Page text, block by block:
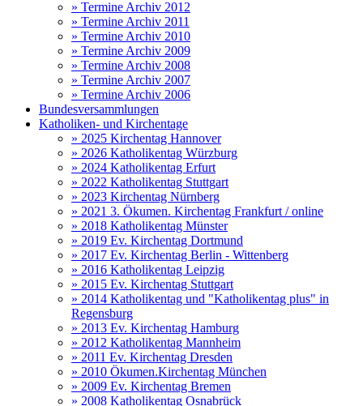
» Termine Archiv 2012
» Termine Archiv 2011
» Termine Archiv 2010
» Termine Archiv 2009
» Termine Archiv 2008
» Termine Archiv 2007
» Termine Archiv 2006
Bundesversammlungen
Katholiken- und Kirchentage
» 2025 Kirchentag Hannover
» 2026 Katholikentag Würzburg
» 2024 Katholikentag Erfurt
» 2022 Katholikentag Stuttgart
» 2023 Kirchentag Nürnberg
» 2021 3. Ökumen. Kirchentag Frankfurt / online
» 2018 Katholikentag Münster
» 2019 Ev. Kirchentag Dortmund
» 2017 Ev. Kirchentag Berlin - Wittenberg
» 2016 Katholikentag Leipzig
» 2015 Ev. Kirchentag Stuttgart
» 2014 Katholikentag und "Katholikentag plus" in
Regensburg
» 2013 Ev. Kirchentag Hamburg
» 2012 Katholikentag Mannheim
» 2011 Ev. Kirchentag Dresden
» 2010 Ökumen.Kirchentag München
» 2009 Ev. Kirchentag Bremen
» 2008 Katholikentag Osnabrück